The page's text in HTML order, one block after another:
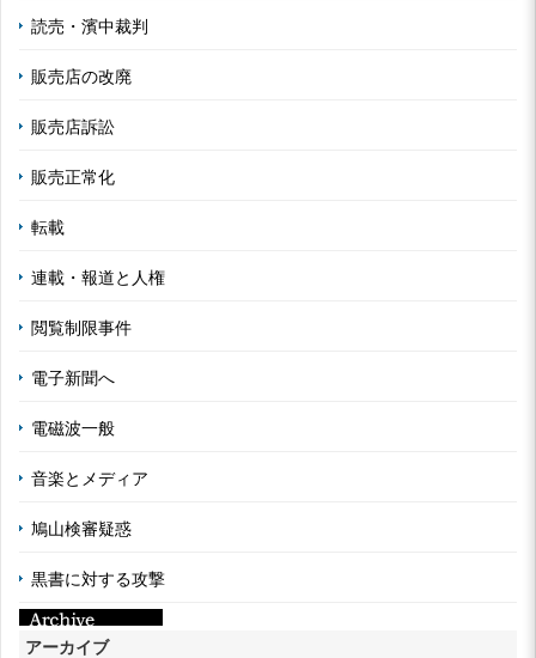
読売・濱中裁判
販売店の改廃
販売店訴訟
販売正常化
転載
連載・報道と人権
閲覧制限事件
電子新聞へ
電磁波一般
音楽とメディア
鳩山検審疑惑
黒書に対する攻撃
アーカイブ